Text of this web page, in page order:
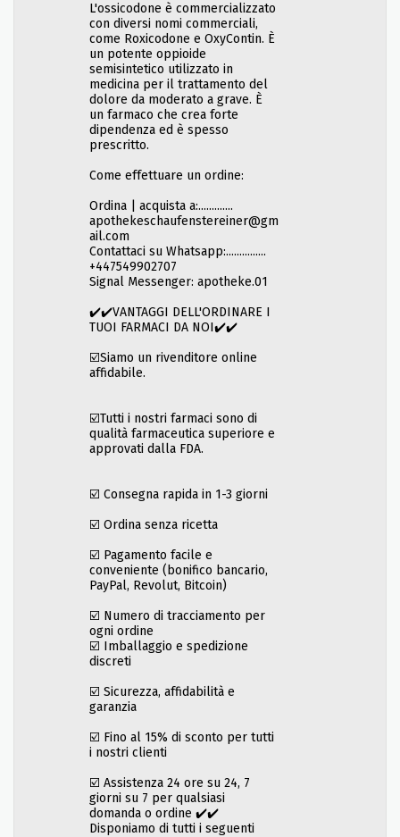
L'ossicodone è commercializzato
con diversi nomi commerciali,
come Roxicodone e OxyContin. È
un potente oppioide
semisintetico utilizzato in
medicina per il trattamento del
dolore da moderato a grave. È
un farmaco che crea forte
dipendenza ed è spesso
prescritto.
Come effettuare un ordine:
Ordina | acquista a:.............
apothekeschaufenstereiner@gm
ail.com
Contattaci su Whatsapp:...............
+447549902707
Signal Messenger: apotheke.01
✔️✔️VANTAGGI DELL'ORDINARE I
TUOI FARMACI DA NOI✔️✔️
☑️Siamo un rivenditore online
affidabile.
☑️Tutti i nostri farmaci sono di
qualità farmaceutica superiore e
approvati dalla FDA.
☑️ Consegna rapida in 1-3 giorni
☑️ Ordina senza ricetta
☑️ Pagamento facile e
conveniente (bonifico bancario,
PayPal, Revolut, Bitcoin)
☑️ Numero di tracciamento per
ogni ordine
☑️ Imballaggio e spedizione
discreti
☑️ Sicurezza, affidabilità e
garanzia
☑️ Fino al 15% di sconto per tutti
i nostri clienti
☑️ Assistenza 24 ore su 24, 7
giorni su 7 per qualsiasi
domanda o ordine ✔️✔️
Disponiamo di tutti i seguenti